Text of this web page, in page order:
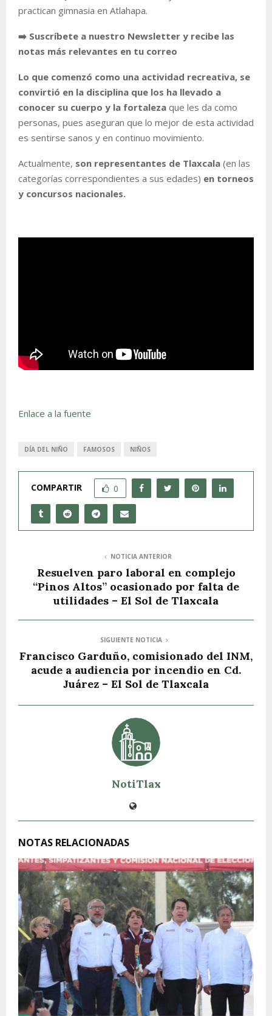
practican gimnasia en Atlahapa.
➡️ Suscríbete a nuestro Newsletter y recibe las
notas más relevantes en tu correo
Lo que comenzó como una actividad recreativa, se
convirtió en la disciplina que los ha llevado a
conocer su cuerpo y la fortaleza que les da como
personas, pues aseguran que lo mejor de esta actividad
es sentirse sanos y en continuo movimiento.
Actualmente, son representantes de Tlaxcala (en las
categorías correspondientes a sus edades) en torneos
y concursos nacionales.
Enlace a la fuente
DÍA DEL NIÑO FAMOSOS NIÑOS
COMPARTIR 0
NOTICIA ANTERIOR
Resuelven paro laboral en complejo
“Pinos Altos” ocasionado por falta de
utilidades – El Sol de Tlaxcala
SIGUIENTE NOTICIA
Francisco Garduño, comisionado del INM,
acude a audiencia por incendio en Cd.
Juárez – El Sol de Tlaxcala
NotiTlax
NOTAS RELACIONADAS